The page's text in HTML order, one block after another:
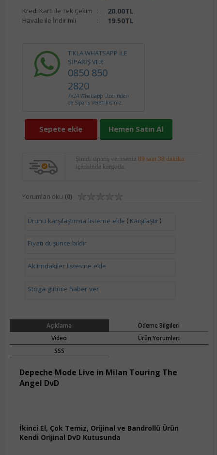
Kredi Kartı ile Tek Çekim : 20.00TL
Havale ile İndirimli : 19.50TL
TIKLA WHATSAPP İLE
SİPARİŞ VER
0850 850
2820
7x24 Whatsapp Üzerinden
de Sipariş Verebilirsiniz.
Sepete ekle Hemen Satın Al
Şimdi sipariş verirseniz 89 saat 38 dakika
içerisinde kargoda.
Yorumları oku (0)
Ürünü karşılaştırma listeme ekle ( Karşılaştır)
Fiyatı düşünce bildir
Aklımdakiler listesine ekle
Stoga girince haber ver
Açıklama
Ödeme Bilgileri
Video
Ürün Yorumları
SSS
Depeche Mode Live in Milan Touring The
Angel DvD
İkinci El, Çok Temiz, Orijinal ve Bandrollü Ürün
Kendi Orijinal DvD Kutusunda